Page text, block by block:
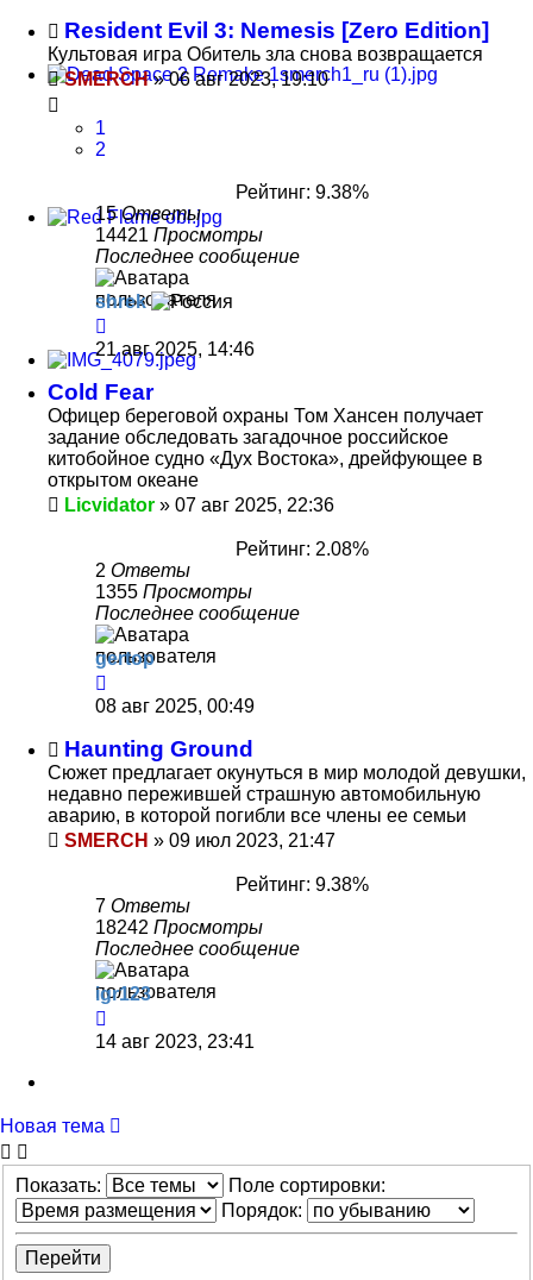
Resident Evil 3: Nemesis [Zero Edition]
Культовая игра Обитель зла снова возвращается
SMERCH»06 авг 2023, 19:10
1
2
Рейтинг: 9.38%
15Ответы
14421 Просмотры
Последнее сообщение
shrek
21 авг 2025, 14:46
Cold Fear
Офицер береговой охраны Том Хансен получает
задание обследовать загадочное российское
китобойное судно «Дух Востока», дрейфующее в
открытом океане
Licvidator » 07 авг 2025, 22:36
Рейтинг: 2.08%
2 Ответы
1355 Просмотры
Последнее сообщение
gertop
08 авг 2025, 00:49
Haunting Ground
Сюжет предлагает окунуться в мир молодой девушки,
недавно пережившей страшную автомобильную
аварию, в которой погибли все члены ее семьи
SMERCH » 09 июл 2023, 21:47
Рейтинг: 9.38%
7 Ответы
18242 Просмотры
Последнее сообщение
igr123
14 авг 2023, 23:41
Новая тема
Показать:
Поле сортировки:
Порядок: